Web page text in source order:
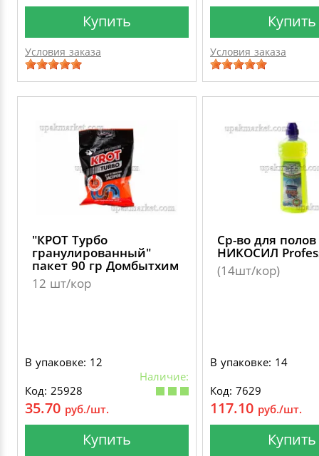
Купить
Условия заказа
Купить
Условия заказа
"КРОТ Турбо
гранулированный"
пакет 90 гр Домбытхим
12 шт/кор
В упаковке: 12
Наличие:
Код: 25928
35.70 руб./шт.
Купить
Cр-во для
НИКОСИЛ
(14шт/кор)
В упаковке: 14
Код: 7629
117.10 руб./шт.
Купить